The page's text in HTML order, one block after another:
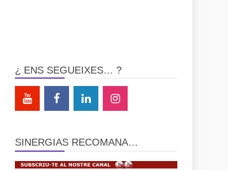
¿ ENS SEGUEIXES… ?
SINERGIAS RECOMANA…